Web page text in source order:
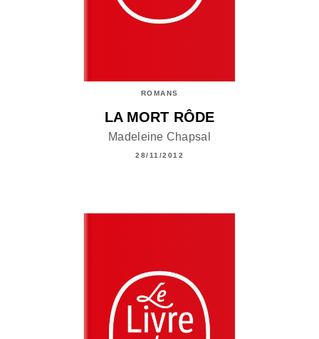
ROMANS
LA MORT RÔDE
Madeleine Chapsal
28/11/2012